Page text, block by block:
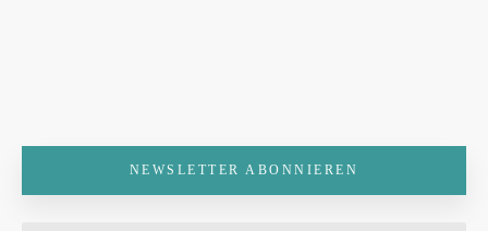
NEWSLETTER ABONNIEREN